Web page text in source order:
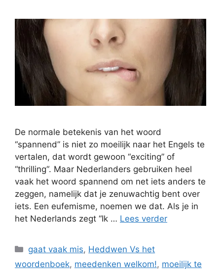
De normale betekenis van het woord
“spannend” is niet zo moeilijk naar het Engels te
vertalen, dat wordt gewoon “exciting” of
“thrilling“. Maar Nederlanders gebruiken heel
vaak het woord spannend om net iets anders te
zeggen, namelijk dat je zenuwachtig bent over
iets. Een eufemisme, noemen we dat. Als je in
het Nederlands zegt “Ik … Lees verder
Categorieën
gaat vaak mis, Heddwen Vs het
woordenboek, meedenken welkom!, moeilijk te